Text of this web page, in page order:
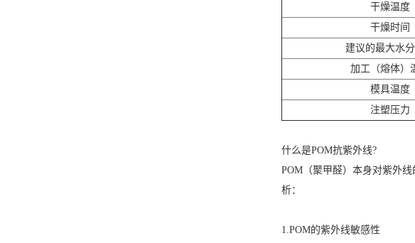
干燥温度
干燥时间
建议的最大水
加工（熔体）
模具温度
注塑压力
什么是POM抗紫外线?
POM（聚甲醛）本身对紫外
析：
1.POM的紫外线敏感性